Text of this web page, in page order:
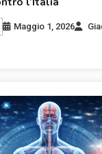
Maggio 1, 2026